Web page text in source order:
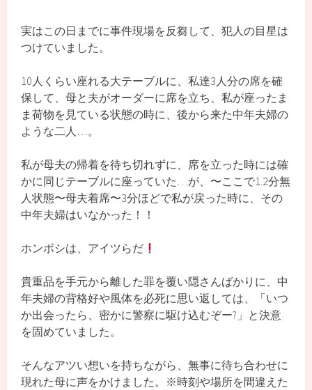
実はこの日までに事件現場を反芻して、犯人の目星は
つけていました。
10人くらい座れる大テーブルに、私達3人分の席を確
保して、母と夫がオーダーに席を立ち、私が座ったま
ま荷物を見ている状態の時に、後から来た中年夫婦の
ような二人…。
私が母夫の帰着を待ち切れずに、席を立った時には確
かに同じテーブルに座っていた…が、〜ここで1.2分無
人状態〜母夫着席〜3分ほどで私が戻った時に、その
中年夫婦はいなかった！！
ホンボシは、アイツらだ
貴重品を手元から離した罪を覆い隠さんばかりに、中
年夫婦の背格好や風体を必死に思い返しては、「いつ
か出会ったら、密かに警察に駆け込むぞー?」と決意
を固めていました。
そんなアツい想いを持ちながら、無事に待ち合わせに
現れた母に声をかけました。※時刻や場所を間違えた